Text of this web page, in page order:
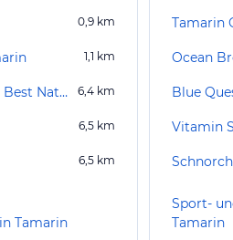
0,9 km
1,1 km
Casela Nature Parks | Best Nature Parks in Mauritius 6,4 km
6,5 km
6,5 km
Tamarin
Ocean
Blue
Sport-
Tamarin